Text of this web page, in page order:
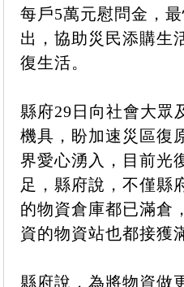
每戶5萬元慰問金，
出，協助災民添購生
復生活。
縣府29日向社會大眾
機具，盼加速災區復
界愛心湧入，目前光
足，縣府說，不僅縣
的物資倉庫都已滿倉
資的物資站也都接獲
縣府說，為將物資做